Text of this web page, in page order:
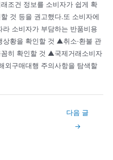
조건 정보를 소비자가 쉽게 확
것 등을 권고했다.또 소비자에
소비자가 부담하는 반품비용
상황을 확인할 것 ▲취소·환불 관
히 확인할 것 ▲국제거래소비자
외구매대행 주의사항을 탐색할
다음 글
→